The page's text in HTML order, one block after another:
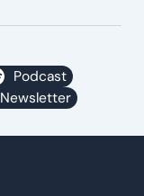
Podcast
Newsletter